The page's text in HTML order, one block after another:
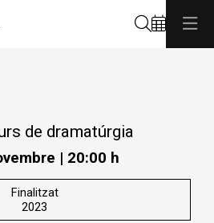
de dramatúrgia
| 20:00 h
Finalitzat
2023